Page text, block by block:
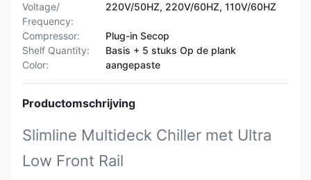
Voltage/
Frequency:
220V/50HZ, 220V/60HZ, 110V/60HZ
Compressor:
Plug-in Secop
Shelf Quantity:
Basis + 5 stuks Op de plank
Color:
aangepaste
Productomschrijving
Slimline Multideck Chiller met Ultra
Low Front Rail